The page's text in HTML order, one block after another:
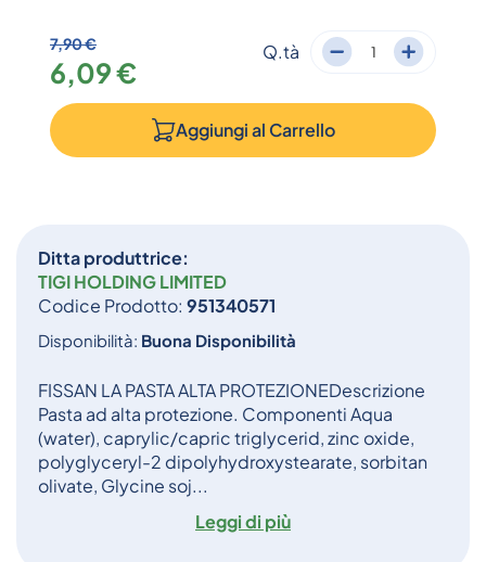
Ditta produttrice:
TIGI HOLDING LIMITED
Codice Prodotto: 951340571
Disponibilità: Buona Disponibilità
FISSAN LA PASTA ALTA PROTEZIONEDescrizione
Pasta ad alta protezione. Componenti Aqua
(water), caprylic/capric triglycerid, zinc oxide,
polyglyceryl-2 dipolyhydroxystearate, sorbitan
olivate, Glycine soj...
Leggi di più
7,90 €
6,09 €
Q.tà
Aggiungi al Carrello